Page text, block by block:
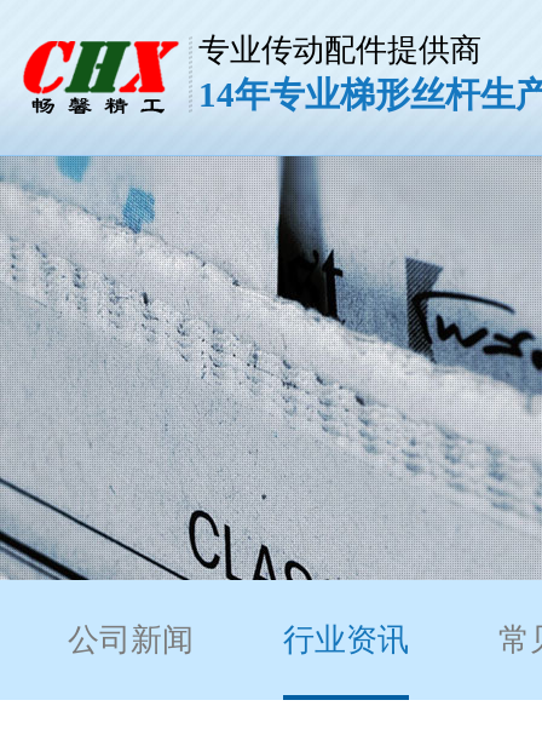
专业传动配件提供商
14年专业梯形丝杆生
公司新闻 行业资讯 常